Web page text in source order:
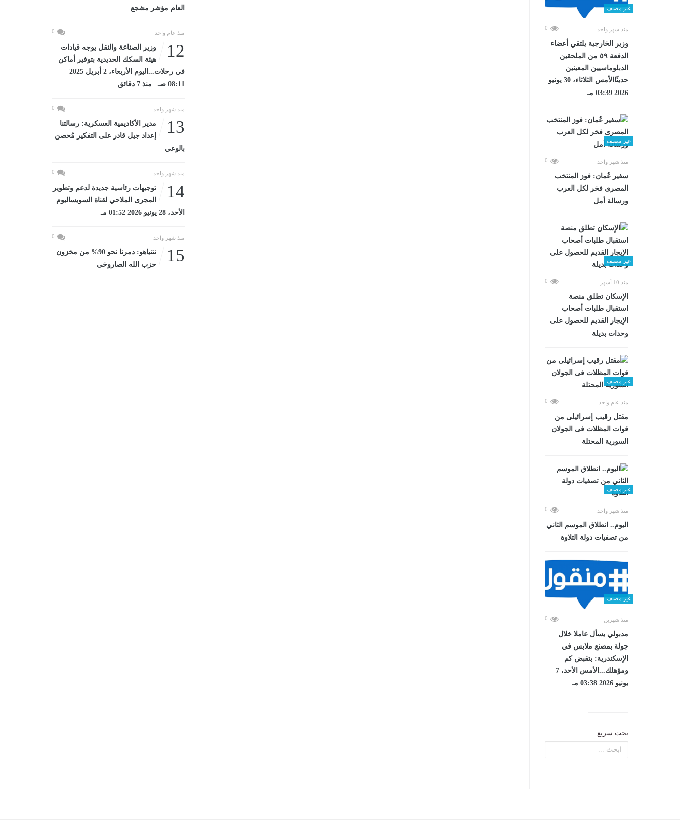
غير مصنف
منذ شهر واحد 0
وزير الخارجية يلتقي أعضاء
الدفعة ٥٩ من الملحقين
الدبلوماسيين المعينين
حديثًاالأمس الثلاثاء، 30 يونيو
2026 03:39 مـ
غير مصنف
منذ شهر واحد 0
سفير عُمان: فوز المنتخب
المصرى فخر لكل العرب
ورسالة أمل
غير مصنف
منذ 10 أشهر 0
الإسكان تطلق منصة
استقبال طلبات أصحاب
الإيجار القديم للحصول على
وحدات بديلة
غير مصنف
منذ عام واحد 0
مقتل رقيب إسرائيلى من
قوات المظلات فى الجولان
السورية المحتلة
غير مصنف
منذ شهر واحد 0
اليوم.. انطلاق الموسم الثاني
من تصفيات دولة التلاوة
غير مصنف
منذ شهرين 0
مدبولي يسأل عاملا خلال
جولة بمصنع ملابس في
الإسكندرية: بتقبض كم
ومؤهلك...الأمس الأحد، 7
يونيو 2026 03:38 مـ
بحث سريع:
العام مؤشر مشجع
منذ عام واحد 0
12
وزير الصناعة والنقل يوجه قيادات
هيئة السكك الحديدية بتوفير أماكن
في رحلات...اليوم الأربعاء، 2 أبريل 2025
08:11 صـ منذ 7 دقائق
منذ شهر واحد 0
13
مدير الأكاديمية العسكرية: رسالتنا
إعداد جيل قادر على التفكير مُحصن
بالوعي
منذ شهر واحد 0
14
توجيهات رئاسية جديدة لدعم وتطوير
المجرى الملاحي لقناة السويساليوم
الأحد، 28 يونيو 2026 01:52 مـ
منذ شهر واحد 0
15
نتنياهو: دمرنا نحو 90% من مخزون
حزب الله الصاروخى